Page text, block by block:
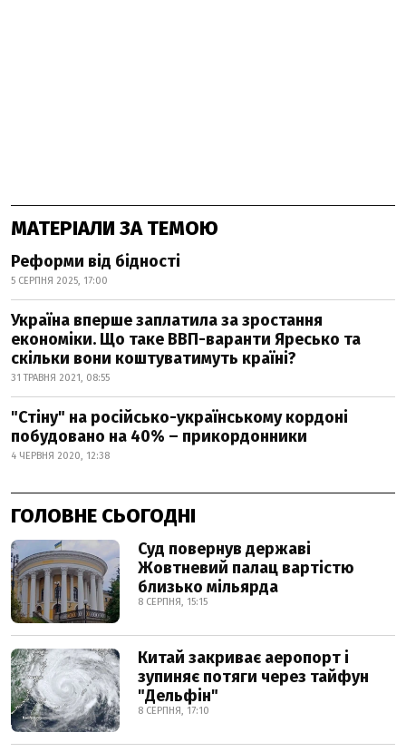
МАТЕРІАЛИ ЗА ТЕМОЮ
Реформи від бідності
5 СЕРПНЯ 2025, 17:00
Україна вперше заплатила за зростання
економіки. Що таке ВВП-варанти Яресько та
скільки вони коштуватимуть країні?
31 ТРАВНЯ 2021, 08:55
"Стіну" на російсько-українському кордоні
побудовано на 40% – прикордонники
4 ЧЕРВНЯ 2020, 12:38
ГОЛОВНЕ СЬОГОДНІ
Суд повернув державі
Жовтневий палац вартістю
близько мільярда
8 СЕРПНЯ, 15:15
Китай закриває аеропорт і
зупиняє потяги через тайфун
"Дельфін"
8 СЕРПНЯ, 17:10